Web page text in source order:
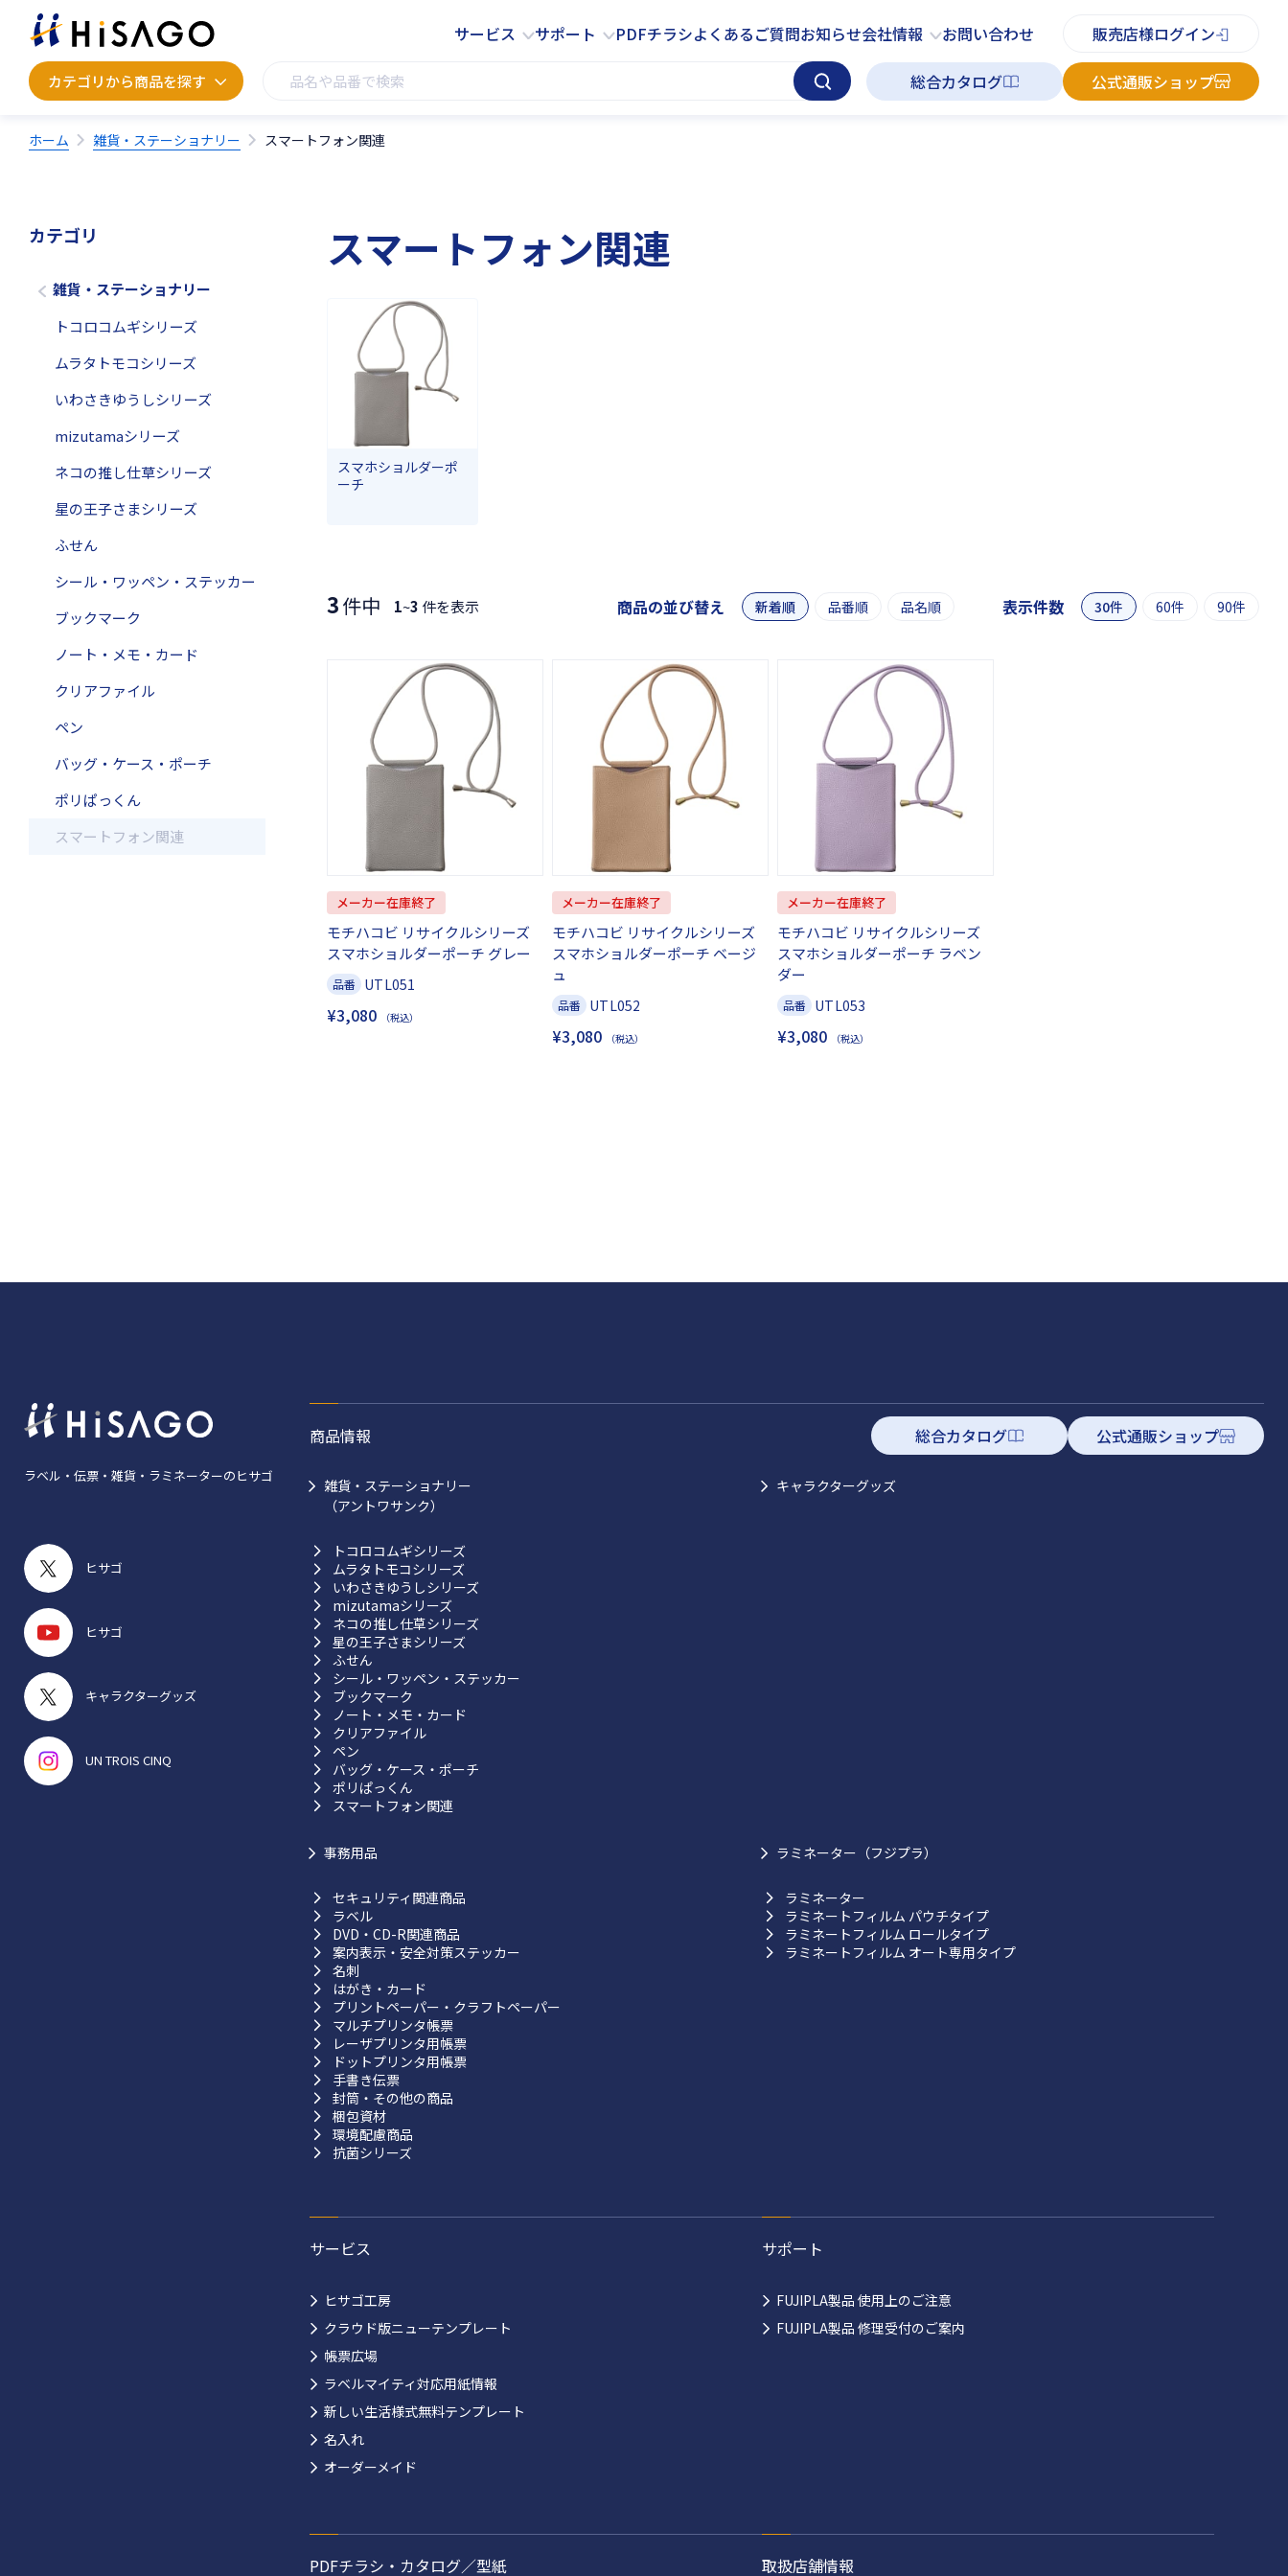
サービス サポート PDFチラシよくあるご質問お知らせ会社情報 お問い合わせ 販売店様ログイン
カテゴリから商品を探す 総合カタログ 公式通販ショップ
カテゴリから商品を探す サービス サポート PDFチラシ よくあるご質問 お知らせ お問い合わせ
ホーム 雑貨・ステーショナリー スマートフォン関連
カテゴリ
雑貨・ステーショナリー
トコロコムギシリーズ
ムラタトモコシリーズ
いわさきゆうしシリーズ
mizutamaシリーズ
ネコの推し仕草シリーズ
星の王子さまシリーズ
ふせん
シール・ワッペン・ステッカー
ブックマーク
ノート・メモ・カード
クリアファイル
ペン
バッグ・ケース・ポーチ
ポリぱっくん
スマートフォン関連
スマートフォン関連
スマホショルダーポ
ーチ
3件中 1~3 件を表示 商品の並び替え 新着順 品番順 品名順 表示件数 30件 60件 90件
メーカー在庫終了
モチハコビ リサイクルシリーズ
スマホショルダーポーチ グレー
品番 UTL051
¥3,080 （税込）
メーカー在庫終了
モチハコビ リサイクルシリーズ
スマホショルダーポーチ ベージ
ュ
品番 UTL052
¥3,080 （税込）
メーカー在庫終了
モチハコビ リサイクルシリーズ
スマホショルダーポーチ ラベン
ダー
品番 UTL053
¥3,080 （税込）
ラベル・伝票・雑貨・ラミネーターのヒサゴ
ヒサゴ
ヒサゴ
キャラクターグッズ
UN TROIS CINQ
商品情報 総合カタログ 公式通販ショップ
雑貨・ステーショナリー
（アントワサンク）
トコロコムギシリーズ
ムラタトモコシリーズ
いわさきゆうしシリーズ
mizutamaシリーズ
ネコの推し仕草シリーズ
星の王子さまシリーズ
ふせん
シール・ワッペン・ステッカー
ブックマーク
ノート・メモ・カード
クリアファイル
ペン
バッグ・ケース・ポーチ
ポリぱっくん
スマートフォン関連
キャラクターグッズ
事務用品
セキュリティ関連商品
ラベル
DVD・CD-R関連商品
案内表示・安全対策ステッカー
名刺
はがき・カード
プリントペーパー・クラフトペーパー
マルチプリンタ帳票
レーザプリンタ用帳票
ドットプリンタ用帳票
手書き伝票
封筒・その他の商品
梱包資材
環境配慮商品
抗菌シリーズ
ラミネーター（フジプラ）
ラミネーター
ラミネートフィルム パウチタイプ
ラミネートフィルム ロールタイプ
ラミネートフィルム オート専用タイプ
サービス
ヒサゴ工房
クラウド版ニューテンプレート
帳票広場
ラベルマイティ対応用紙情報
新しい生活様式無料テンプレート
名入れ
オーダーメイド
サポート
FUJIPLA製品 使用上のご注意
FUJIPLA製品 修理受付のご案内
PDFチラシ・カタログ／型紙 取扱店舗情報